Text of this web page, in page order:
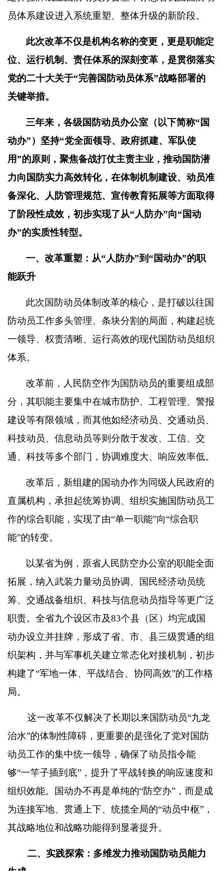
员体系建设进入系统重塑、整体升级的新阶段。
此次改革不仅是机构名称的变更，更是职能定
位、运行机制、责任体系的深刻变革，是贯彻落实
党的二十大关于“完善国防动员体系”战略部署的
关键举措。
三年来，各级国防动员办公室（以下简称“国
动办”）坚持“党全面领导、政府抓建、军队使
用”的原则，聚焦备战打仗主责主业，推动国防潜
力向国防实力高效转化，在体制机制建设、动员准
备深化、人防管理规范、宣传教育拓展等方面取得
了阶段性成效，初步实现了从“人防办”向“国动
办”的实质性转型。
一、改革重塑：从“人防办”到 “国动办”的职
能跃升
此次国防动员体制改革的核心，是打破以往国
防动员工作多头管理、条块分割的局面，构建起统
一领导、权责清晰、运行高效的现代国防动员组织
体系。
改革前，人民防空作为国防动员的重要组成部
分，其职能主要集中在城市防护、工程管理、警报
建设等有限领域，而其他如经济动员、交通动员、
科技动员、信息动员等则分散于发改、工信、交
通、科技等多个部门，协调难度大、响应效率低。
改革后，新组建的国动办作为同级人民政府的
直属机构，承担起统筹协调、组织实施国防动员工
作的综合职能，实现了由“单一职能”向“综合职
能”的转变。
以某省为例，原省人民防空办公室的职能全面
拓展，纳入武装力量动员协调、国民经济动员统
筹、交通战备组织、科技与信息动员指导等更广泛
职责。全省九个设区市及83个县（区）均完成国
动办设立并挂牌，形成了省、市、县三级贯通的组
织架构，并与军事机关建立常态化对接机制，初步
构建了“军地一体、平战结合、协同高效”的工作格
局。
这一改革不仅解决了长期以来国防动员“九龙
治水”的体制性障碍，更重要的是强化了党对国防
动员工作的集中统一领导，确保了动员指令能
够“一竿子插到底” ，提升了平战转换的响应速度和
组织效能。国动办不再是单纯的“防空办” ，而是成
为连接军地、贯通上下、统揽全局的“动员中枢” ，
其战略地位和战略功能得到显著提升。
二、实践探索：多维发力推动国防动员能力